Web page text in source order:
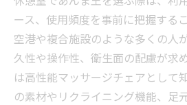
ース、使用頻度を事前に把握する
空港や複合施設のような多くの人
久性や操作性、衛生面の配慮が求
は高性能マッサージチェアとして
の素材やリクライニング機能、足